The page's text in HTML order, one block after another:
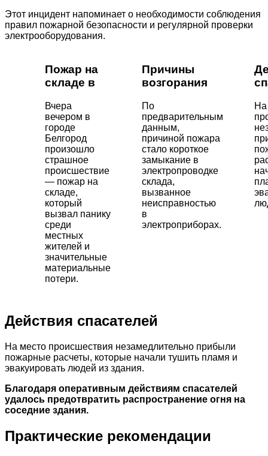
Этот инцидент напоминает о необходимости соблюдения
правил пожарной безопасности и регулярной проверки
электрооборудования.
Пожар на
складе в
Вчера
вечером в
городе
Белгород
произошло
страшное
происшествие
— пожар на
складе,
который
вызвал панику
среди
местных
жителей и
значительные
материальные
потери.
Причины
возгорания
По
предварительным
данным,
причиной пожара
стало короткое
замыкание в
электропроводке
склада,
вызванное
неисправностью
в
электроприборах.
На
Действия спасателей
На место происшествия незамедлительно прибыли
пожарные расчеты, которые начали тушить пламя и
эвакуировать людей из здания.
Благодаря оперативным действиям спасателей
удалось предотвратить распространение огня на
соседние здания.
Практические рекомендации